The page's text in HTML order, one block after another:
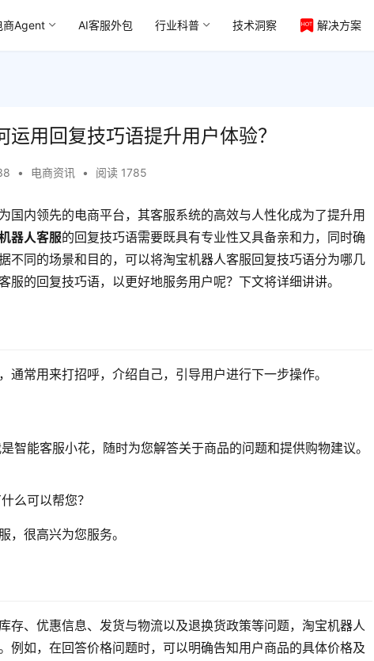
商Agent AI客服外包 行业科普 技术洞察 解决方案
用回复技巧语提升用户体验？
• 电商资讯 • 阅读 1785
国内领先的电商平台，其客服系统的高效与人性化成为了提升用
器人客服的回复技巧语需要既具有专业性又具备亲和力，同时确
不同的场景和目的，可以将淘宝机器人客服回复技巧语分为哪几
服的回复技巧语，以更好地服务用户呢？下文将详细讲讲。
通常用来打招呼，介绍自己，引导用户进行下一步操作。
智能客服小花，随时为您解答关于商品的问题和提供购物建议。
么可以帮您？
，很高兴为您服务。
存、优惠信息、发货与物流以及退换货政策等问题，淘宝机器人
例如，在回答价格问题时，可以明确告知用户商品的具体价格及